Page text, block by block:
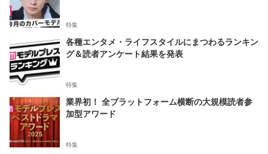
特集
各種エンタメ・ライフスタイルにまつわるランキン
グ＆読者アンケート結果を発表
特集
業界初！ 全プラットフォーム横断の大規模読者参
加型アワード
特集